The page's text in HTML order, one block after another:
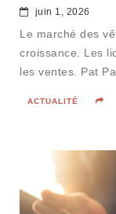
juin 1, 2026
Le marché des
croissance. Les
les ventes. Pat
ACTUALITÉ